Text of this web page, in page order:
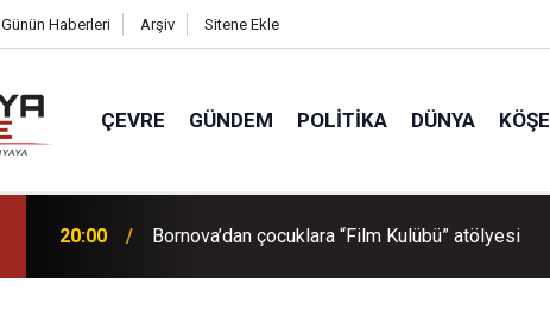
Günün Haberleri Arşiv Sitene Ekle
ÇEVRE GÜNDEM POLITIKA DÜNYA
20:00 Van Gölü sahili yeşile büründü